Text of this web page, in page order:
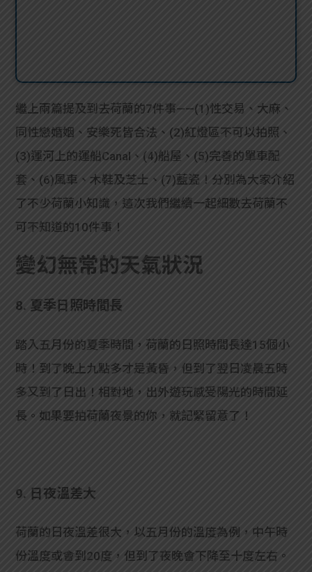
繼上兩篇提及到去荷蘭的7件事——(1)性交易、大麻、
同性戀婚姻、安樂死皆合法、(2)紅燈區不可以拍照、
(3)運河上的運船Canal、(4)船屋、(5)完善的單車配
套、(6)風車、木鞋及芝士、(7)藍瓷！分別為大家介紹
了不少荷蘭小知識，這次我們繼續一起細數去荷蘭不
可不知道的10件事！
變幻無常的天氣狀況
8. 夏季日照時間長
踏入五月份的夏季時間，荷蘭的日照時間長達15個小
時！到了晚上九點多才是黃昏，但到了翌日凌晨五時
多又到了日出！相對地，出外遊玩感受陽光的時間延
長。如果要拍荷蘭夜景的你，就記緊留意了！
9. 日夜溫差大
荷蘭的日夜溫差很大，以五月份的溫度為例，中午時
份溫度或會到20度，但到了夜晚會下降至十度左右。